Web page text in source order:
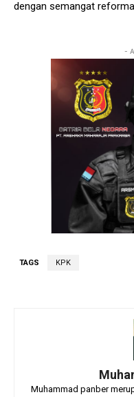
dengan semangat
-
TAGS KPK
Muhammad panber